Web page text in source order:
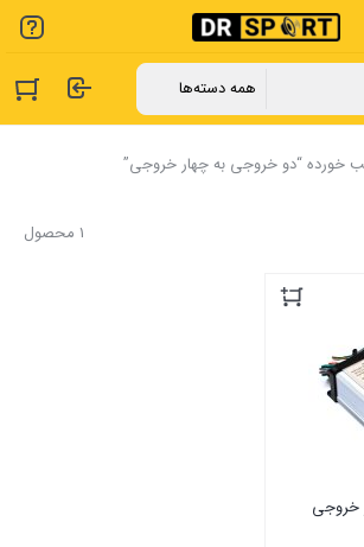
“دو خروجی به چهار خروجی”
1 محصول
خروجی